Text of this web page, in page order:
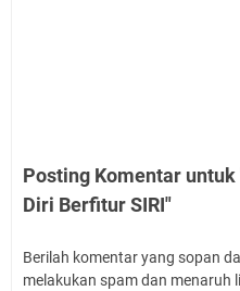
Posting Komentar
Diri Berfitur SIRI"
Berilah komentar yang sopan
melakukan spam dan menaruh